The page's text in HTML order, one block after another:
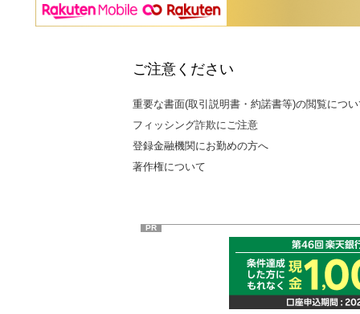
ご注意ください
重要な書面(取引説明書・約諾書等)の閲覧につ
フィッシング詐欺にご注意
登録金融機関にお勤めの方へ
著作権について
PR